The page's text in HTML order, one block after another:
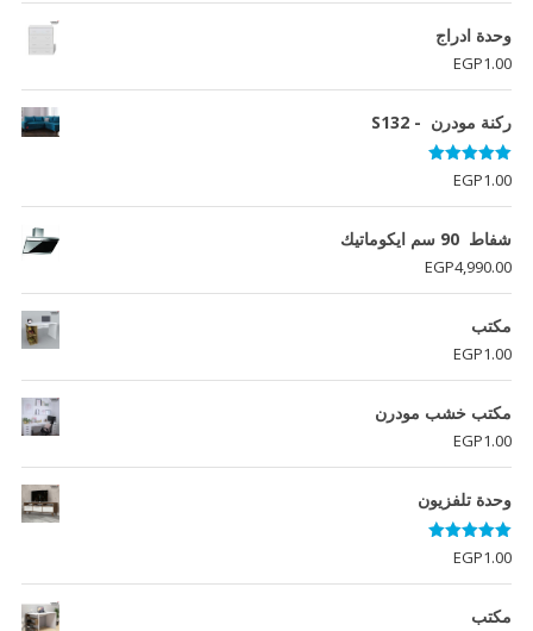
وحدة ادراج
EGP1.00
ركنة مودرن - S132
تم التقييم
5.00
من 5
EGP1.00
شفاط 90 سم ايكوماتيك
EGP4,990.00
مكتب
EGP1.00
مكتب خشب مودرن
EGP1.00
وحدة تلفزيون
تم التقييم
5.00
من 5
EGP1.00
مكتب